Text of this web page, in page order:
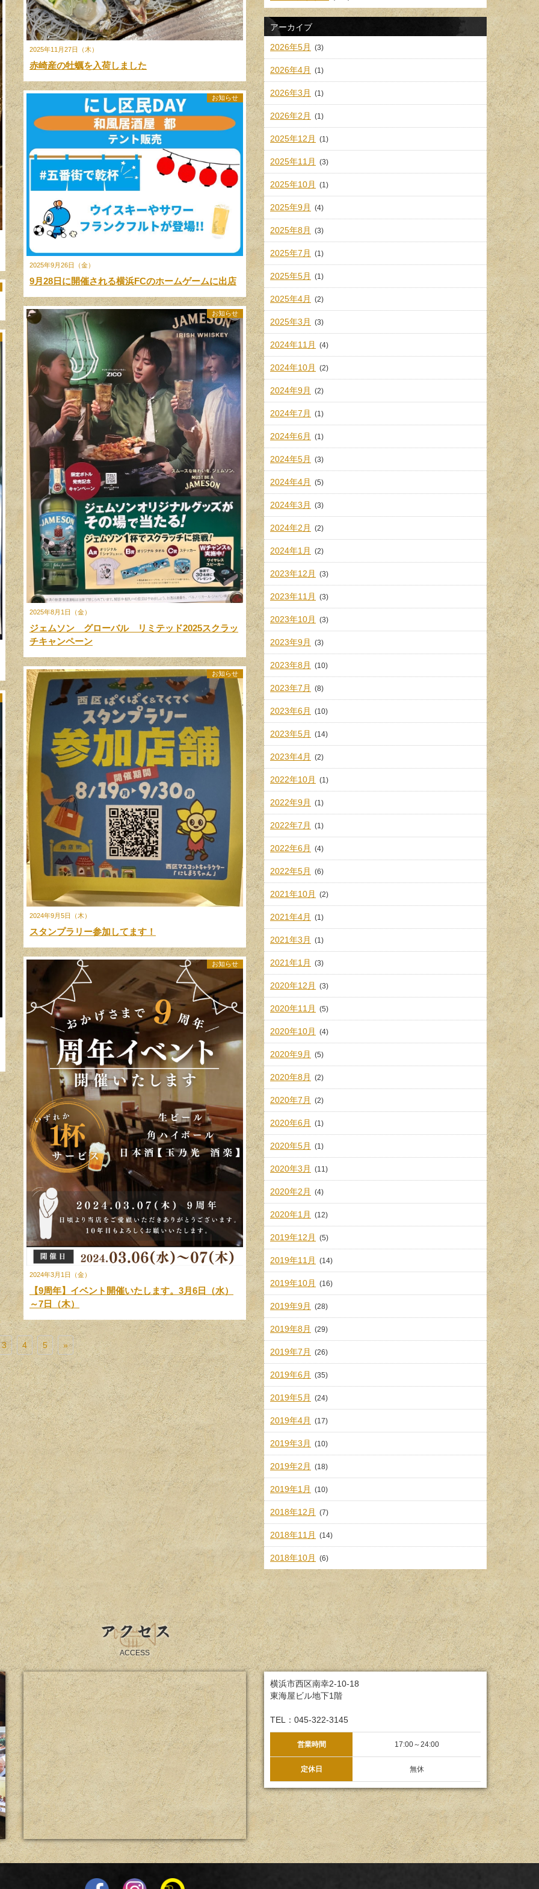
2025年11月27日（木）
赤崎産の牡蠣を入荷しました
2025年9月26日（金）
お知らせ
9月28日に開催される横浜FCのホームゲームに出店
2025年8月1日（金）
お知らせ
ジェムソン グローバル リミテッド2025スクラッ
チキャンペーン
2024年9月5日（木）
お知らせ
スタンプラリー参加してます！
2024年3月1日（金）
お知らせ
【9周年】イベント開催いたします。3月6日（水）
～7日（木）
3 4 5 »
アーカイブ
2026年5月 (3)
2026年4月 (1)
2026年3月 (1)
2026年2月 (1)
2025年12月 (1)
2025年11月 (3)
2025年10月 (1)
2025年9月 (4)
2025年8月 (3)
2025年7月 (1)
2025年5月 (1)
2025年4月 (2)
2025年3月 (3)
2024年11月 (4)
2024年10月 (2)
2024年9月 (2)
2024年7月 (1)
2024年6月 (1)
2024年5月 (3)
2024年4月 (5)
2024年3月 (3)
2024年2月 (2)
2024年1月 (2)
2023年12月 (3)
2023年11月 (3)
2023年10月 (3)
2023年9月 (3)
2023年8月 (10)
2023年7月 (8)
2023年6月 (10)
2023年5月 (14)
2023年4月 (2)
2022年10月 (1)
2022年9月 (1)
2022年7月 (1)
2022年6月 (4)
2022年5月 (6)
2021年10月 (2)
2021年4月 (1)
2021年3月 (1)
2021年1月 (3)
2020年12月 (3)
2020年11月 (5)
2020年10月 (4)
2020年9月 (5)
2020年8月 (2)
2020年7月 (2)
2020年6月 (1)
2020年5月 (1)
2020年3月 (11)
2020年2月 (4)
2020年1月 (12)
2019年12月 (5)
2019年11月 (14)
2019年10月 (16)
2019年9月 (28)
2019年8月 (29)
2019年7月 (26)
2019年6月 (35)
2019年5月 (24)
2019年4月 (17)
2019年3月 (10)
2019年2月 (18)
2019年1月 (10)
2018年12月 (7)
2018年11月 (14)
2018年10月 (6)
アクセス
ACCESS
横浜市西区南幸2-10-18
東海屋ビル地下1階
TEL：045-322-3145
営業時間 17:00～24:00
定休日 無休